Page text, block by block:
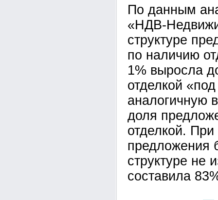
По данным
«НДВ-
структуре
по наличию
1% выросла
отделкой
аналогичную
доля
отделкой.
предложения
структуре не
составила